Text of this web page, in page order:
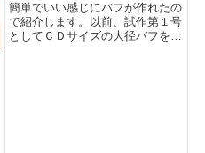
簡単でいい感じにバフが作れたの
で紹介します。以前、試作第１号
としてＣＤサイズの大径バフを作